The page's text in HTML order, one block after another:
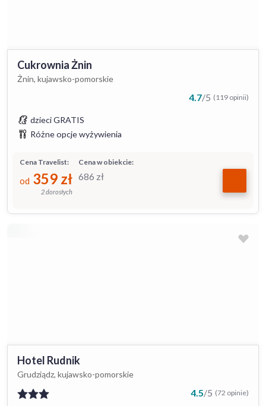
Cukrownia Żnin
Żnin, kujawsko-pomorskie
4.7/5 (119 opinii)
dzieci GRATIS
Różne opcje wyżywienia
Cena w obiekcie:
686 zł
Cena Travelist:
od 359 zł
2 dorosłych
Hotel Rudnik
Grudziądz, kujawsko-pomorskie
4.5/5 (72 opinie)